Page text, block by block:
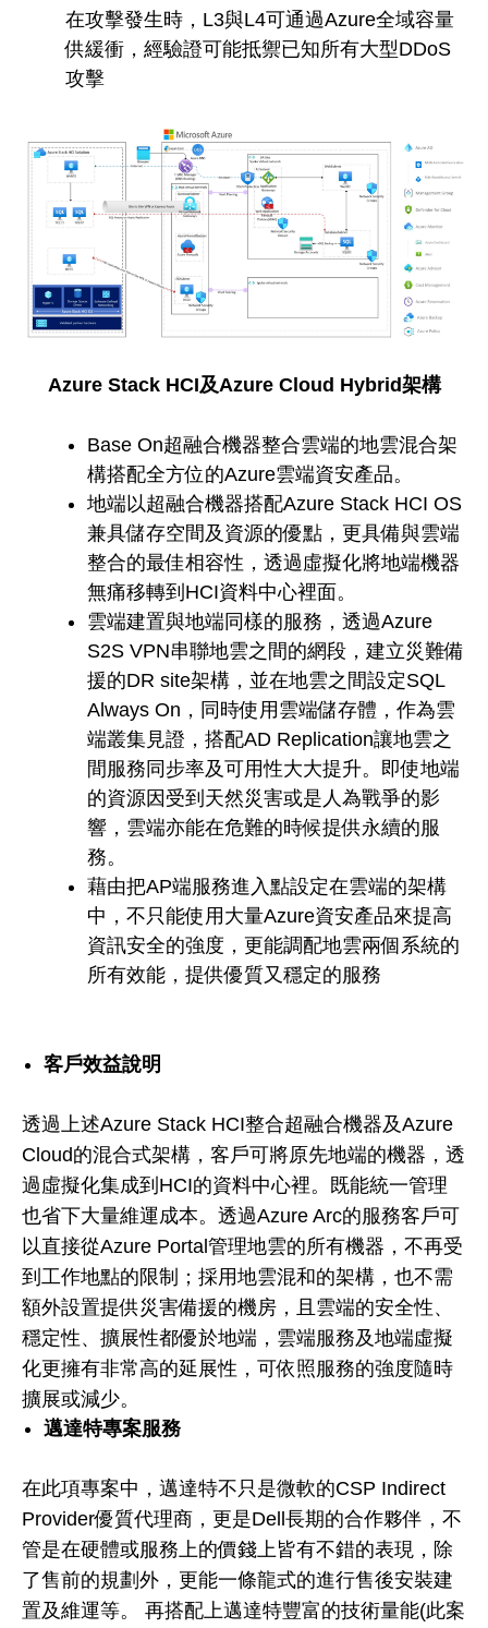
在攻擊發生時，L3與L4可通過Azure全域容量
供緩衝，經驗證可能抵禦已知所有大型DDoS
攻擊
Azure Stack HCI及Azure Cloud Hybrid架構
Base On超融合機器整合雲端的地雲混合架
構搭配全方位的Azure雲端資安產品。
地端以超融合機器搭配Azure Stack HCI OS
兼具儲存空間及資源的優點，更具備與雲端
整合的最佳相容性，透過虛擬化將地端機器
無痛移轉到HCI資料中心裡面。
雲端建置與地端同樣的服務，透過Azure
S2S VPN串聯地雲之間的網段，建立災難備
援的DR site架構，並在地雲之間設定SQL
Always On，同時使用雲端儲存體，作為雲
端叢集見證，搭配AD Replication讓地雲之
間服務同步率及可用性大大提升。即使地端
的資源因受到天然災害或是人為戰爭的影
響，雲端亦能在危難的時候提供永續的服
務。
藉由把AP端服務進入點設定在雲端的架構
中，不只能使用大量Azure資安產品來提高
資訊安全的強度，更能調配地雲兩個系統的
所有效能，提供優質又穩定的服務
客戶效益說明
透過上述Azure Stack HCI整合超融合機器及Azure
Cloud的混合式架構，客戶可將原先地端的機器，透
過虛擬化集成到HCI的資料中心裡。既能統一管理
也省下大量維運成本。透過Azure Arc的服務客戶可
以直接從Azure Portal管理地雲的所有機器，不再受
到工作地點的限制；採用地雲混和的架構，也不需
額外設置提供災害備援的機房，且雲端的安全性、
穩定性、擴展性都優於地端，雲端服務及地端虛擬
化更擁有非常高的延展性，可依照服務的強度隨時
擴展或減少。
邁達特專案服務
在此項專案中，邁達特不只是微軟的CSP Indirect
Provider優質代理商，更是Dell長期的合作夥伴，不
管是在硬體或服務上的價錢上皆有不錯的表現，除
了售前的規劃外，更能一條龍式的進行售後安裝建
置及維運等。 再搭配上邁達特豐富的技術量能(此案